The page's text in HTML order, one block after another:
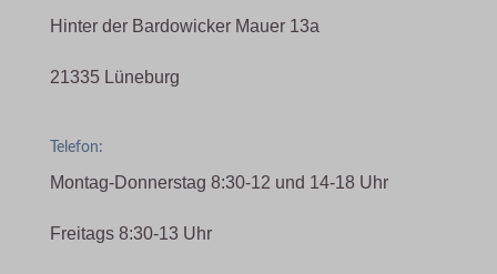
Hinter der Bardowicker Mauer 13a
21335 Lüneburg
Telefon:
Montag-Donnerstag 8:30-12 und 14-18 Uhr
Freitags 8:30-13 Uhr